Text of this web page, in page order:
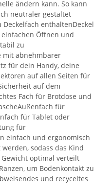
ändern kann. So kann
neutraler gestaltet
enthaltenDeckel
Öffnen und
zu
mit abnehmbarer
für dein Handy, deine
auf allen Seiten für
auf dem
Fach für Brotdose und
für
für Tablet oder
für
einfach und ergonomisch
sodass das Kind
optimal verteilt
um Bodenkontakt zu
und recyceltes